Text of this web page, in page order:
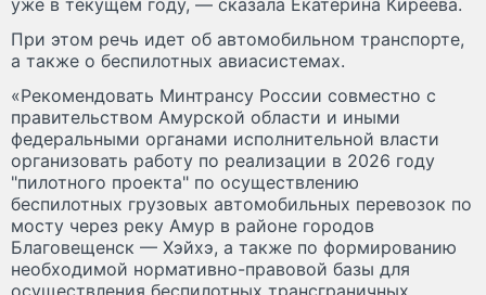
уже в текущем году, — сказала Екатерина Киреева.
При этом речь идет об автомобильном транспорте,
а также о беспилотных авиасистемах.
«Рекомендовать Минтрансу России совместно с
правительством Амурской области и иными
федеральными органами исполнительной власти
организовать работу по реализации в 2026 году
"пилотного проекта" по осуществлению
беспилотных грузовых автомобильных перевозок по
мосту через реку Амур в районе городов
Благовещенск — Хэйхэ, а также по формированию
необходимой нормативно-правовой базы для